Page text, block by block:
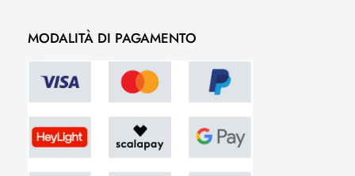
MODALITÀ DI PAGAMENTO